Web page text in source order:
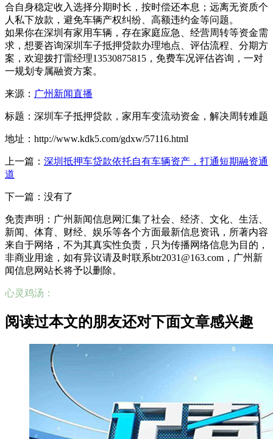
合自身稳定收入选择分期时长，按时偿还本息；远离无资质个
人私下放款，避免车辆产权纠纷、高额违约金等问题。
如果你在深圳有家用车辆，存在家庭应急、经营周转等资金需
求，想要咨询深圳车子抵押贷款办理地点、评估流程、分期方
案，欢迎拨打雷经理13530875815，免费车况评估咨询，一对
一规划专属融资方案。
来源： 广州新闻直播
标题：深圳车子抵押贷款，家用车变流动资金，解决周转难题
地址：http://www.kdk5.com/gdxw/57116.html
上一篇： 深圳抵押车贷款依托自有车辆资产，打通短期融资通
道
下一篇：没有了
免责声明：广州新闻信息网汇集了社会、经济、文化、生活、
新闻、体育、财经、娱乐等各个方面最新信息资讯，所著内容
来自于网络，不为其真实性负责，只为传播网络信息为目的，
非商业用途，如有异议请及时联系btr2031@163.com，广州新
闻信息网站长将予以删除。
心灵鸡汤：
阅读过本文的朋友还对下面文章感兴趣